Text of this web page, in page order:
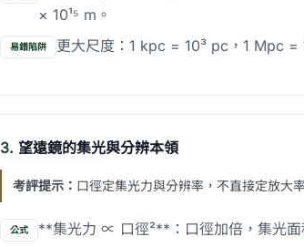
× 10¹⁵ m。
易錯陷阱 更大尺度：1 kpc = 10³ pc，1 Mpc =
3. 望遠鏡的集光與分辨本領
考評提示： 口徑定集光力與分辨率，不直接定放大
公式 **集光力 ∝ 口徑²**：口徑加倍，集光面